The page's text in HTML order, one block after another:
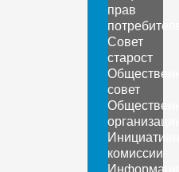
прав
Совет
старост
совет
комиссии